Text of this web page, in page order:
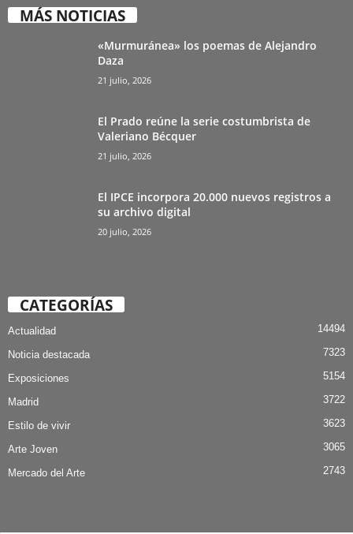
MÁS NOTICIAS
«Murmuránea» los poemas de Alejandro
Daza
21 julio, 2026
El Prado reúne la serie costumbrista de
Valeriano Bécquer
21 julio, 2026
El IPCE incorpora 20.000 nuevos registros a
su archivo digital
20 julio, 2026
CATEGORÍAS
Actualidad 14494
Noticia destacada 7323
Exposiciones 5154
Madrid 3722
Estilo de vivir 3623
Arte Joven 3065
Mercado del Arte 2743